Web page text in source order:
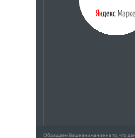
Обращаем Ваше внимание на то, что